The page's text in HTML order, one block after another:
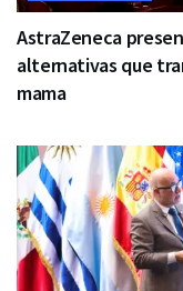
AstraZeneca
alternativas que
mama